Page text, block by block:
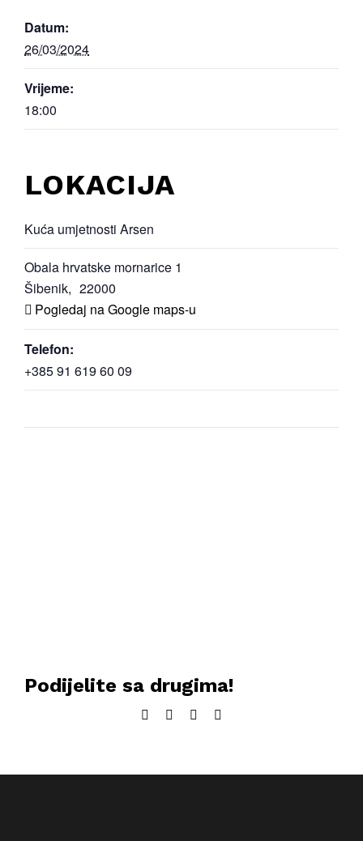
Datum:
26/03/2024
Vrijeme:
18:00
LOKACIJA
Kuća umjetnosti Arsen
Obala hrvatske mornarice 1
Šibenik, 22000
Pogledaj na Google maps-u
Telefon:
+385 91 619 60 09
Podijelite sa drugima!
Facebook
TwitterLinkedIn